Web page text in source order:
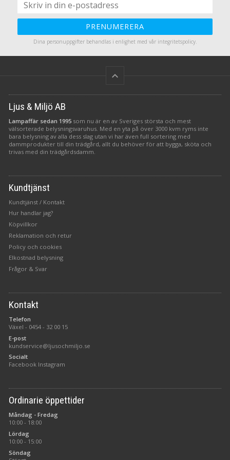
PRENUMERERA
Dina personuppgifter behandlas i enlighet med vår integritetspolicy.
keyboard_arrow_up
Ljus & Miljö AB
Lampaffär sedan 1995 som nu är en av Sveriges största och mest
välsorterade belysningsvaruhus. Med en yta på över 3000 kvm ryms inte
bara belysning av alla dess slag utan vi har även full sortering med
dammprodukter till din trädgård, allt du behöver för att bygga, sköta och
trivas med din trädgårdsdamm.
Kundtjänst
Kundtjänst / Kontakt
Hur handlar jag?
Köpvillkor
Reklamation och retur
Policy och cookies
Elkostnad belysning
Frågor & Svar
Kontakt
Telefon
Växel - 0454 - 32 00 15
E-post
kundservice@ljusochmiljo.se
Socialt
Facebook Instagram
Ordinarie öppettider
Måndag - Fredag
10:00 - 18:00
Lördag
10:00 - 15:00
Söndag